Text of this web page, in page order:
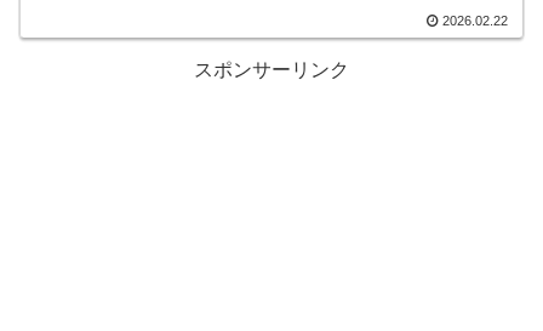
2026.02.22
スポンサーリンク